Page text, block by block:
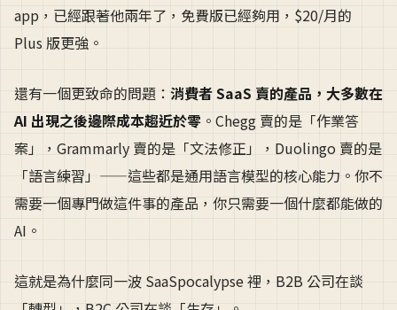
app，已經跟著他兩年了，免費版已經夠用，$20/月的
Plus 版更強。
還有一個更致命的問題： 消費者 SaaS 賣的產品，大多數在
AI 出現之後邊際成本趨近於零 。Chegg 賣的是「作業答
案」，Grammarly 賣的是「文法修正」，Duolingo 賣的是
「語言練習」——這些都是通用語言模型的核心能力。你不
需要一個專門做這件事的產品，你只需要一個什麼都能做的
AI。
這就是為什麼同一波 SaaSpocalypse 裡，B2B 公司在談